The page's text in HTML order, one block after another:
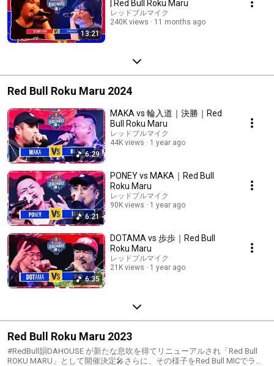
13:21
| Red Bull Roku Maru
レッドブルマイク
240K views
11 months ago
Red Bull Roku Maru 2024
6:29
MAKA vs 輪入道｜決勝｜Red
Bull Roku Maru
レッドブルマイク
44K views
1 year ago
6:21
PONEY vs MAKA｜Red Bull
Roku Maru
レッドブルマイク
90K views
1 year ago
6:35
DOTAMA vs 歩歩｜Red Bull
Roku Maru
レッドブルマイク
21K views
1 year ago
Red Bull Roku Maru 2023
#RedBull韻DAHOUSE が新たな息吹を得てリニューアルされ「Red Bull
ROKU MARU」として開催決定🎤さらに、その様子をRed Bull MICでライ